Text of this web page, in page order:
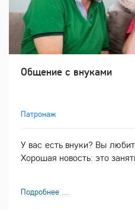
Общение с внуками
Патронаж
У вас есть внуки? Вы
Хорошая новость: это
Подробнее ...